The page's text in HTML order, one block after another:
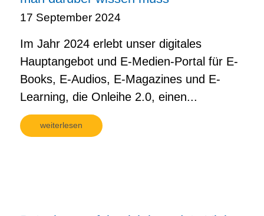
17 September 2024
Im Jahr 2024 erlebt unser digitales
Hauptangebot und E-Medien-Portal für E-
Books, E-Audios, E-Magazines und E-
Learning, die Onleihe 2.0, einen...
weiterlesen